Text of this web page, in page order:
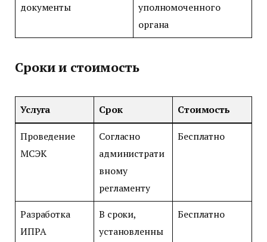
документы
уполномоченного
органа
Сроки и стоимость
Услуга Срок Стоимость
Проведение
МСЭК
Согласно
администрати
вному
регламенту
Бесплатно
Разработка
ИПРА
В сроки,
установленны
Бесплатно